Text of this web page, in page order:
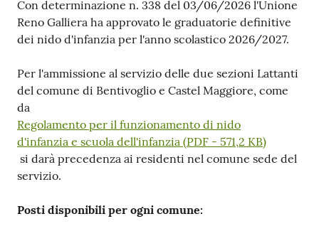
Contenuto
Con determinazione n. 338 del 03/06/2026 l'Unione
Reno Galliera ha approvato le graduatorie definitive
dei nido d'infanzia per l'anno scolastico 2026/2027.
Per l'ammissione al servizio delle due sezioni Lattanti
del comune di Bentivoglio e Castel Maggiore, come
da
Regolamento per il funzionamento di nido
d'infanzia e scuola dell'infanzia (PDF - 571,2 KB)
si darà precedenza ai residenti nel comune sede del
servizio.
Posti disponibili per ogni comune: